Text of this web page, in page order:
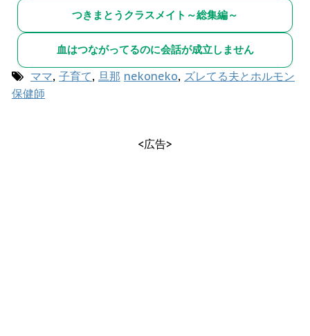
つきまとうクラスメイト～総集編～
血はつながってるのに会話が成立しません
ママ, 子育て, 旦那 nekoneko, ズレてる夫とホルモン
保健師
<広告>